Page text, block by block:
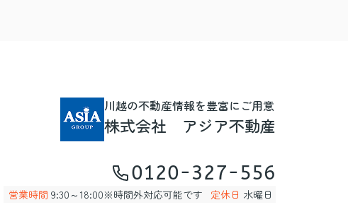
川越の不動産情報を豊富にご用意
株式会社 アジア不動産
0120-327-556
営業時間 9:30～18:00※時間外対応可能です 定休日 水曜日